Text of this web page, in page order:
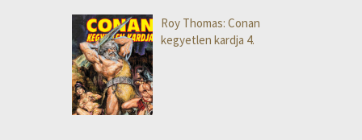
Roy Thomas: Conan
kegyetlen kardja 4.